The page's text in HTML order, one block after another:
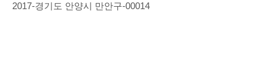
2017-경기도 안양시 만안구-00014